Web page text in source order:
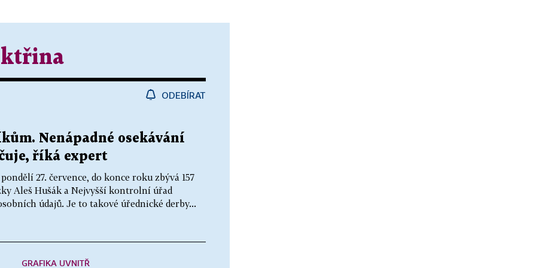
ODEBÍRAT
Nenápadné osekávání
říká expert
27. července, do konce roku zbývá 157
Aleš Hušák a Nejvyšší kontrolní úřad
údajů. Je to takové úřednické derby...
GRAFIKA UVNITŘ